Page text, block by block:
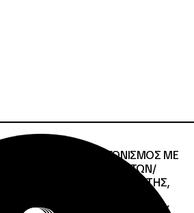
ΗΛΕΚΤΡΟΝΙΚΟΣ ΔΙΑΓΩΝΙΣΜΟΣ ΜΕ
ΣΤΕΓΑΣΗΣ ΤΩΝ ΦΟΙΤΗΤΩΝ/
ΙΔΡΥΜΑΤΩΝ KΡΗΤΗΣ,
ΔΗΜΟΚΡΙΤΕΙΟΥ
ΕΛΛΗΝΙΚΟΥ ΜΕΣΟΓΕΙΑΚΟΥ